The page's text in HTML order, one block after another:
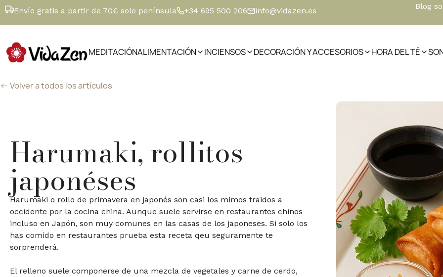
Envío gratis a partir de 70€ solo península +34 695 500 206 info@vidazen.es Blog
MEDITACIÓNALIMENTACIÓN INCIENSOS DECORACIÓN Y ACCESORIOS HORA DEL TÉ
<- Volver a todos los artículos
Harumaki, rollitos
japonéses
Harumaki o rollo de primavera en japonés son casi los mimos traidos a
occidente por la cocina china. Aunque suele servirse en restaurantes chinos
incluso en Japón, son muy comunes en las casas de los japoneses. Si solo los
has comido en restaurantes prueba esta receta qeu seguramente te
sorprenderá.
El relleno suele componerse de una mezcla de vegetales y carne de cerdo,